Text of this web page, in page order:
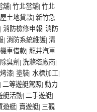
舖| 竹北當舖| 竹北
土地貸款| 新竹急
| 消防檢修申報| 消防
| 消防系統維護| 清
車借款| 龍井汽車
臭劑 | 洗滌塔廠商|
漆| 塗裝| 水標加工|
| 二等遊艇駕照| 動力
艇活動| 二手遊艇|
遊艇| 賣遊艇| 三觀